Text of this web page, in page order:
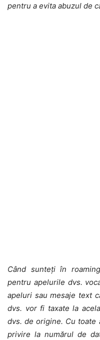
pentru a evita abuzul de
Când sunteți în
pentru apelurile dvs.
apeluri sau mesaje text
dvs. vor fi taxate la
dvs. de origine. Cu
privire la numărul de